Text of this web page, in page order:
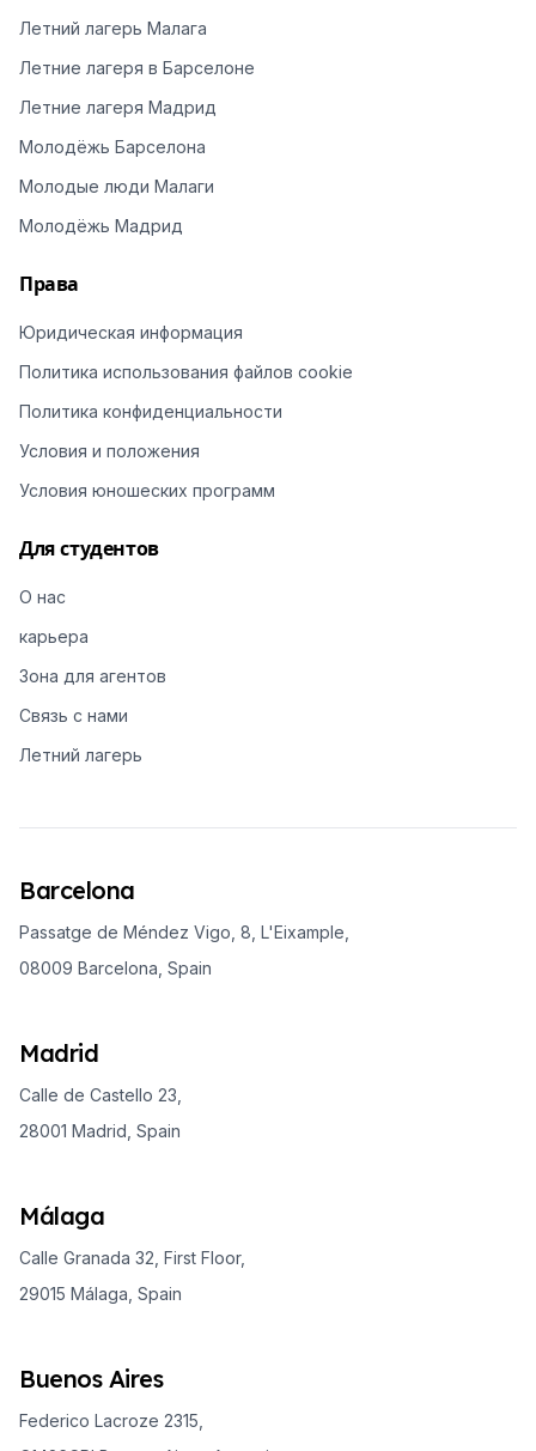
Летний лагерь Малага
Летние лагеря в Барселоне
Летние лагеря Мадрид
Молодёжь Барселона
Молодые люди Малаги
Молодёжь Мадрид
Права
Юридическая информация
Политика использования файлов cookie
Политика конфиденциальности
Условия и положения
Условия юношеских программ
Для студентов
О нас
карьера
Зона для агентов
Связь с нами
Летний лагерь
Barcelona
Passatge de Méndez Vigo, 8, L'Eixample,
08009 Barcelona, Spain
Madrid
Calle de Castello 23,
28001 Madrid, Spain
Málaga
Calle Granada 32, First Floor,
29015 Málaga, Spain
Buenos Aires
Federico Lacroze 2315,